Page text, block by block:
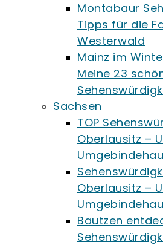
Montabaur
Tipps für die
Westerwald
Mainz im
Meine 23
Sachsen
TOP
Oberlausitz –
Oberlausitz –
Bautzen